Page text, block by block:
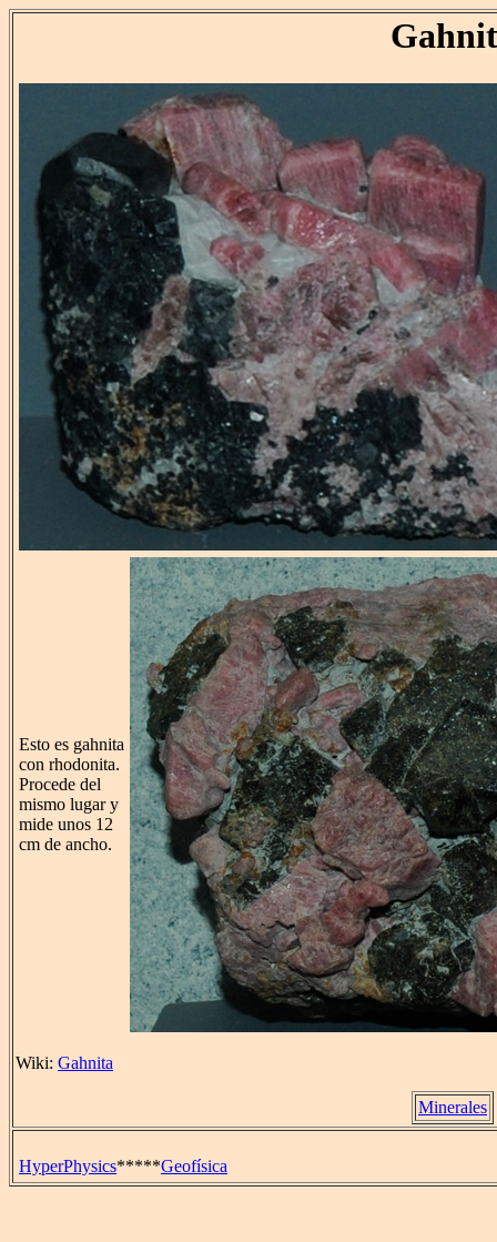
Esto es gahnita
con rhodonita.
Procede del
mismo lugar y
mide unos 12
cm de ancho.
Wiki: Gahnita
Minerales
HyperPhysics*****Geofísica